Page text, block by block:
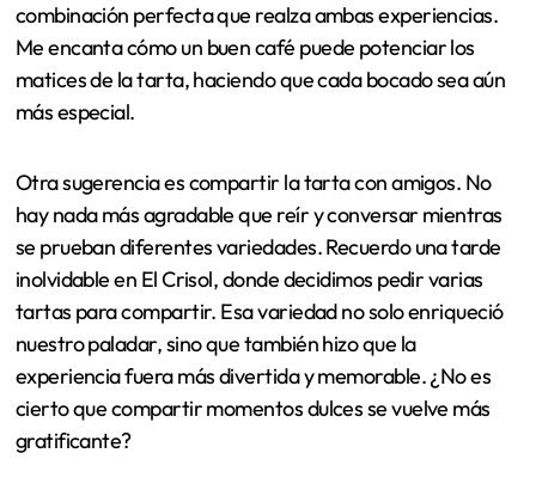
combinación perfecta que realza ambas experiencias.
Me encanta cómo un buen café puede potenciar los
matices de la tarta, haciendo que cada bocado sea aún
más especial.
Otra sugerencia es compartir la tarta con amigos. No
hay nada más agradable que reír y conversar mientras
se prueban diferentes variedades. Recuerdo una tarde
inolvidable en El Crisol, donde decidimos pedir varias
tartas para compartir. Esa variedad no solo enriqueció
nuestro paladar, sino que también hizo que la
experiencia fuera más divertida y memorable. ¿No es
cierto que compartir momentos dulces se vuelve más
gratificante?